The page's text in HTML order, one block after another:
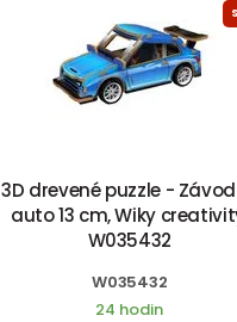
3D drevené puzzle -
auto 13 cm, Wiky
W035432
W035432
24 hodin